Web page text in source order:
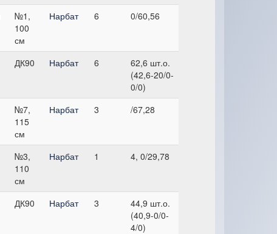
№1,
100
см
Нарбат 6 0/60,56
ДК90 Нарбат 6
62,6 шт.о.
(42,6-20/0-
0/0)
№7,
115
см
Нарбат 3 /67,28
№3,
110
см
Нарбат 1 4, 0/29,78
ДК90 Нарбат 3
44,9 шт.о.
(40,9-0/0-
4/0)